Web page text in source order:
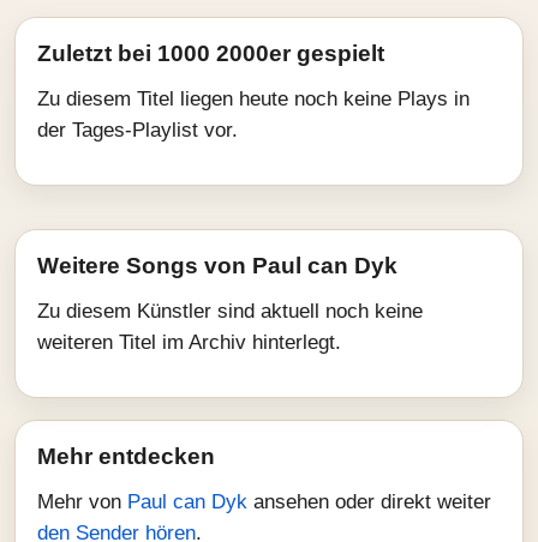
Zuletzt bei 1000 2000er gespielt
Zu diesem Titel liegen heute noch keine Plays in
der Tages-Playlist vor.
Weitere Songs von Paul can Dyk
Zu diesem Künstler sind aktuell noch keine
weiteren Titel im Archiv hinterlegt.
Mehr entdecken
Mehr von Paul can Dyk ansehen oder direkt weiter
den Sender hören.